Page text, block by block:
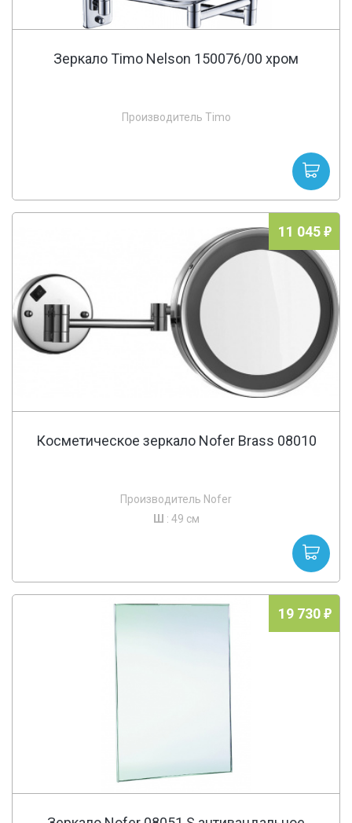
Зеркало Timo Nelson 150076/00 хром
Производитель Timo
11 045
Косметическое зеркало Nofer Brass 08010
Производитель Nofer
Ш : 49 см
19 730